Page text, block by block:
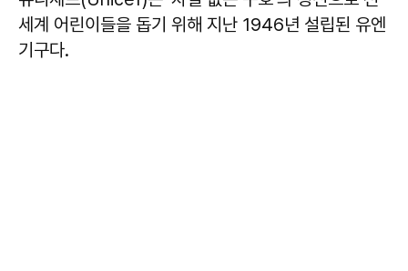
세계 어린이들을 돕기 위해 지난 1946년 설립된 유엔
기구다.